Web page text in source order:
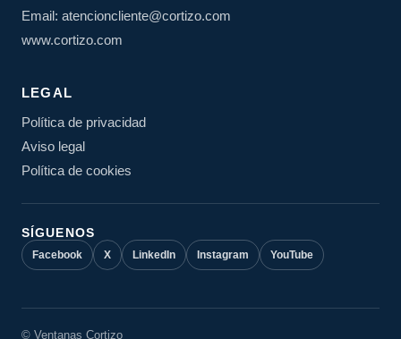
Email: atencioncliente@cortizo.com
www.cortizo.com
LEGAL
Política de privacidad
Aviso legal
Política de cookies
SÍGUENOS
Facebook X LinkedIn Instagram YouTube
© Ventanas Cortizo